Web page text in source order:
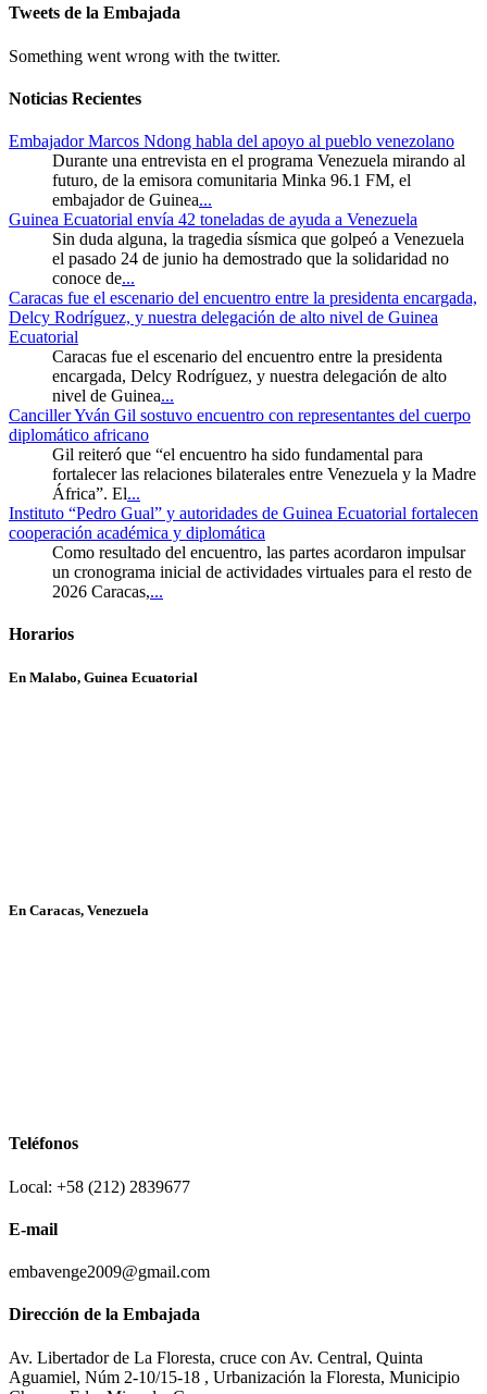
Tweets de la Embajada
Something went wrong with the twitter.
Noticias Recientes
Embajador Marcos Ndong habla del apoyo al pueblo venezolano
Durante una entrevista en el programa Venezuela mirando al
futuro, de la emisora comunitaria Minka 96.1 FM, el
embajador de Guinea...
Guinea Ecuatorial envía 42 toneladas de ayuda a Venezuela
Sin duda alguna, la tragedia sísmica que golpeó a Venezuela
el pasado 24 de junio ha demostrado que la solidaridad no
conoce de...
Caracas fue el escenario del encuentro entre la presidenta encargada,
Delcy Rodríguez, y nuestra delegación de alto nivel de Guinea
Ecuatorial
Caracas fue el escenario del encuentro entre la presidenta
encargada, Delcy Rodríguez, y nuestra delegación de alto
nivel de Guinea...
Canciller Yván Gil sostuvo encuentro con representantes del cuerpo
diplomático africano
Gil reiteró que “el encuentro ha sido fundamental para
fortalecer las relaciones bilaterales entre Venezuela y la Madre
África”. El...
Instituto “Pedro Gual” y autoridades de Guinea Ecuatorial fortalecen
cooperación académica y diplomática
Como resultado del encuentro, las partes acordaron impulsar
un cronograma inicial de actividades virtuales para el resto de
2026 Caracas,...
Horarios
En Malabo, Guinea Ecuatorial
En Caracas, Venezuela
Teléfonos
Local: +58 (212) 2839677
E-mail
embavenge2009@gmail.com
Dirección de la Embajada
Av. Libertador de La Floresta, cruce con Av. Central, Quinta
Aguamiel, Núm 2-10/15-18 , Urbanización la Floresta, Municipio